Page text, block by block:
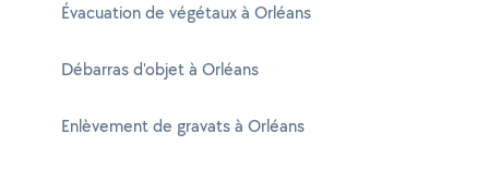
Évacuation de végétaux à Orléans
Débarras d'objet à Orléans
Enlèvement de gravats à Orléans